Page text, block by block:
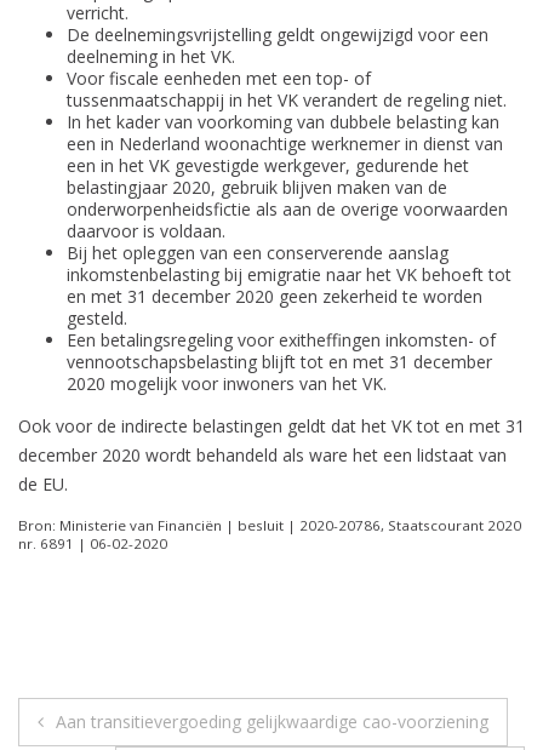
verricht.
De deelnemingsvrijstelling geldt ongewijzigd voor een
deelneming in het VK.
Voor fiscale eenheden met een top- of
tussenmaatschappij in het VK verandert de regeling niet.
In het kader van voorkoming van dubbele belasting kan
een in Nederland woonachtige werknemer in dienst van
een in het VK gevestigde werkgever, gedurende het
belastingjaar 2020, gebruik blijven maken van de
onderworpenheidsfictie als aan de overige voorwaarden
daarvoor is voldaan.
Bij het opleggen van een conserverende aanslag
inkomstenbelasting bij emigratie naar het VK behoeft tot
en met 31 december 2020 geen zekerheid te worden
gesteld.
Een betalingsregeling voor exitheffingen inkomsten- of
vennootschapsbelasting blijft tot en met 31 december
2020 mogelijk voor inwoners van het VK.
Ook voor de indirecte belastingen geldt dat het VK tot en met 31
december 2020 wordt behandeld als ware het een lidstaat van
de EU.
Bron: Ministerie van Financiën | besluit | 2020-20786, Staatscourant 2020
nr. 6891 | 06-02-2020
Berichtnavigatie
Aan transitievergoeding gelijkwaardige cao-voorziening